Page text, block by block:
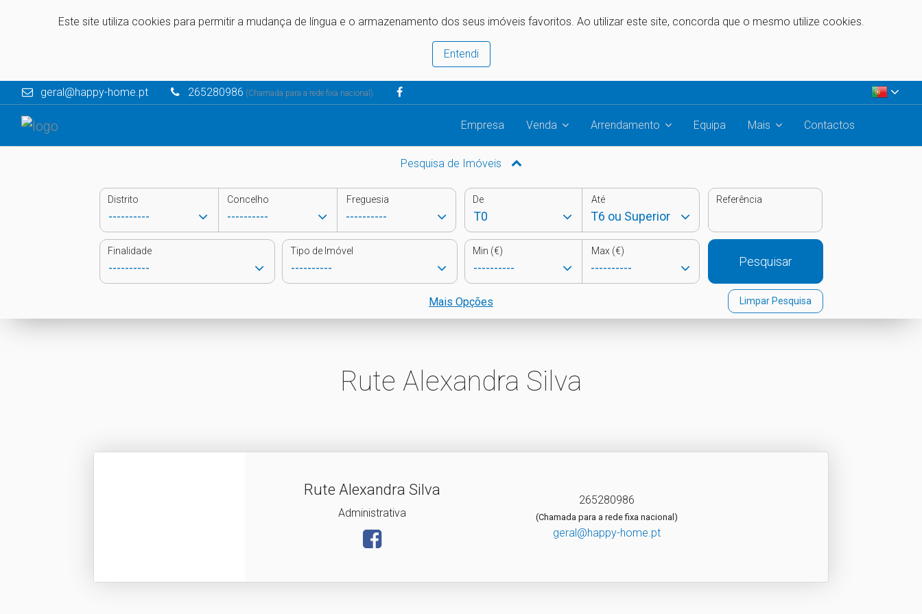
Este site utiliza cookies para permitir a mudança de língua e o armazenamento dos seus imóveis favoritos. Ao utilizar este site, concorda que o mesmo utilize cookies.
Entendi
geral@happy-home.pt 265280986 (Chamada para a rede fixa nacional)
Empresa Venda Arrendamento Equipa Mais Contactos
Pesquisa de Imóveis
Distrito Concelho Freguesia De Até Referência
Finalidade Tipo de Imóvel Min (€) Max (€)
Pesquisar
Mais Opções Limpar Pesquisa
Rute Alexandra Silva
Rute Alexandra Silva
Administrativa
265280986
(Chamada para a rede fixa nacional)
geral@happy-home.pt